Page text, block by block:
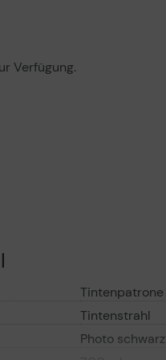
Verfügung.
Tintenpatrone
Tintenstrahl
Photo schwarz